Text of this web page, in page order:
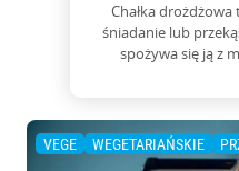
Chałka
śniadanie lub
spożywa się ją z
VEGE WEGETARIAŃSKIE